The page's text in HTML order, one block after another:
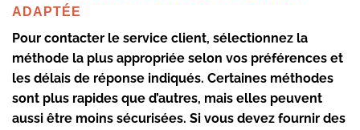
ADAPTÉE
Pour contacter le service client, sélectionnez la
méthode la plus appropriée selon vos préférences et
les délais de réponse indiqués. Certaines méthodes
sont plus rapides que d’autres, mais elles peuvent
aussi être moins sécurisées. Si vous devez fournir des